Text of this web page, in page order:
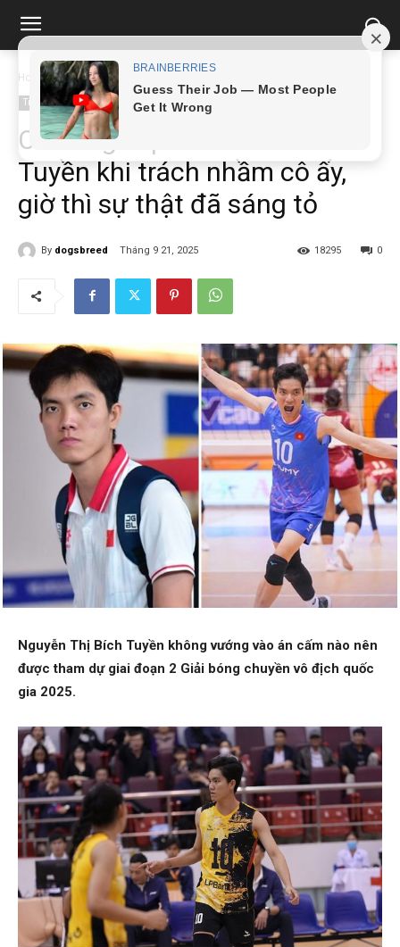
Home Tin tức Cả thế giới phải xin lỗi Bích Tuyền khi trách nhầm cô...
Tin tức
Cả thế giới phải xin lỗi Bích
Tuyền khi trách nhầm cô ấy,
giờ thì sự thật đã sáng tỏ
By dogsbreed Tháng 9 21, 2025 0
18295
Nguyễn Thị Bích Tuyền không vướng vào án cấm nào nên
được tham dự giai đoạn 2 Giải bóng chuyền vô địch quốc
gia 2025.